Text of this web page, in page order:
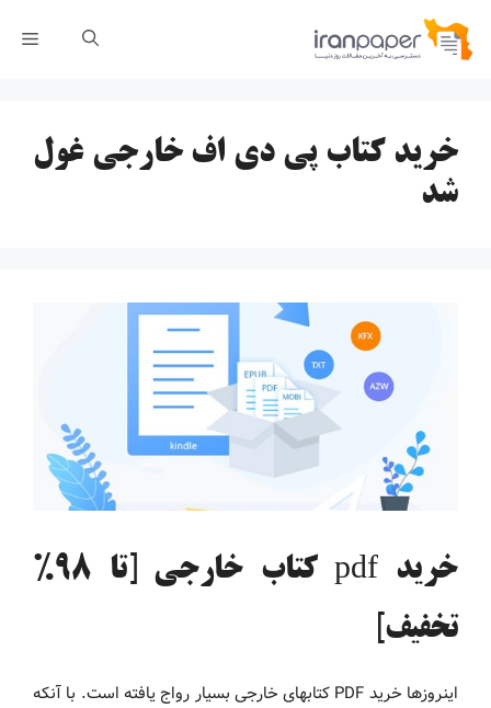
پرش
خرید کتاب پی دی اف خارجی غول
شد
خرید pdf کتاب خارجی [تا 98%
تخفیف]
اینروزها خرید PDF کتاب‎های خارجی بسیار رواج یافته است. با آنکه